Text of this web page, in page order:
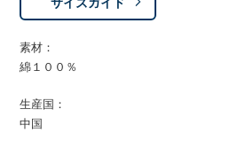
素材：
綿１００％
生産国：
中国